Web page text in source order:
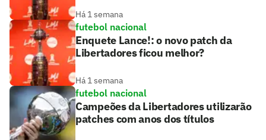
Há 1 semana
futebol nacional
Enquete Lance!: o novo patch da
Libertadores ficou melhor?
Há 1 semana
futebol nacional
Campeões da Libertadores utilizarão
patches com anos dos títulos